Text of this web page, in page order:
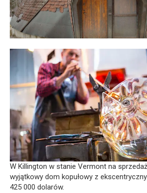
W Killington w stanie Vermont na
wyjątkowy dom kopułowy z
425 000 dolarów.